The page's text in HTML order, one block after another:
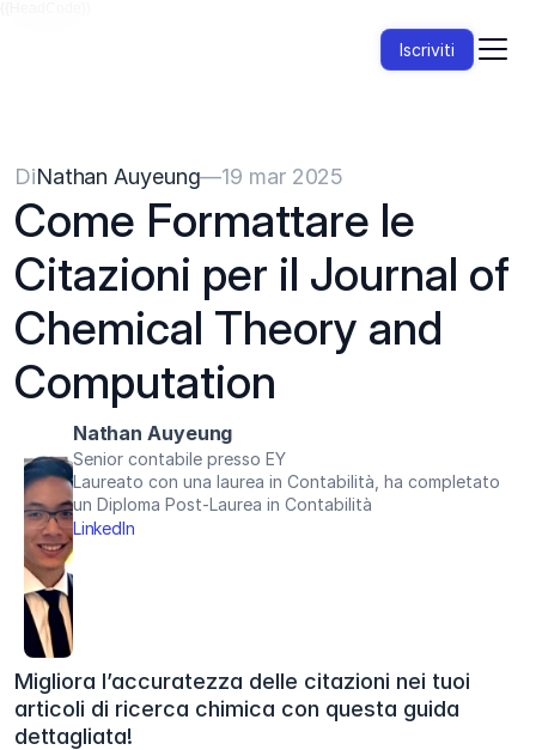
Iscriviti
DiNathan Auyeung—19 mar 2025
Come Formattare le
Citazioni per il Journal of
Chemical Theory and
Computation
Nathan Auyeung
Senior contabile presso EY
Laureato con una laurea in Contabilità, ha completato
un Diploma Post-Laurea in Contabilità
LinkedIn
Migliora l’accuratezza delle citazioni nei tuoi
articoli di ricerca chimica con questa guida
dettagliata!